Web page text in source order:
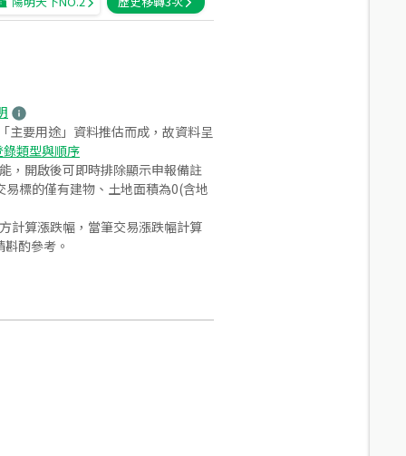
主要用途」資料推估而成，故資料呈
類型與順序
，開啟後可即時排除顯示申報備註
標的僅有建物、土地面積為0(含地
計算漲跌幅，當筆交易漲跌幅計算
酌參考。